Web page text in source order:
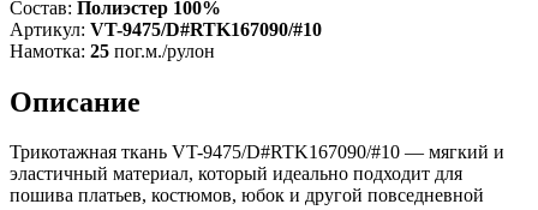
Состав: Полиэстер 100%
Артикул: VT-9475/D#RTK167090/#10
Намотка: 25 пог.м./рулон
Описание
Трикотажная ткань VT-9475/D#RTK167090/#10 — мягкий и
эластичный материал, который идеально подходит для
пошива платьев, костюмов, юбок и другой повседневной